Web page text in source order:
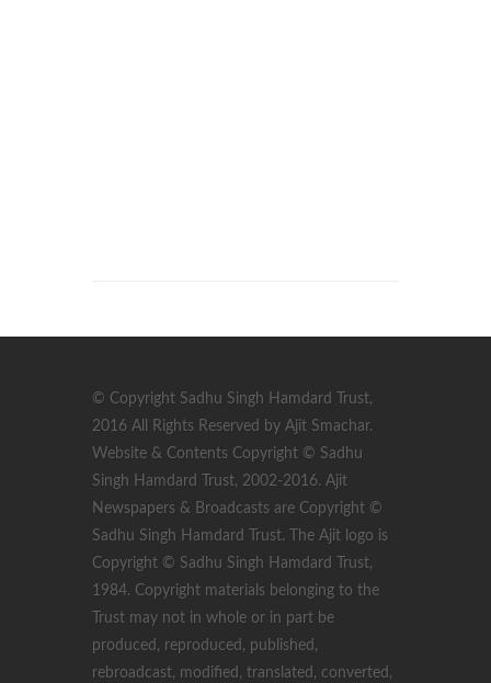
© Copyright Sadhu Singh Hamdard Trust,
2016 All Rights Reserved by Ajit Smachar.
Website & Contents Copyright © Sadhu
Singh Hamdard Trust, 2002-2016. Ajit
Newspapers & Broadcasts are Copyright ©
Sadhu Singh Hamdard Trust. The Ajit logo is
Copyright © Sadhu Singh Hamdard Trust,
1984. Copyright materials belonging to the
Trust may not in whole or in part be
produced, reproduced, published,
rebroadcast, modified, translated, converted,